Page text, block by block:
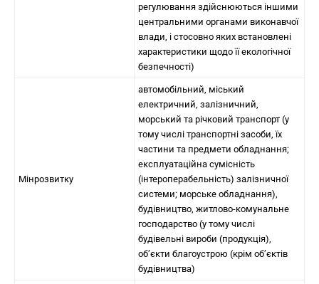
регулювання здійснюються іншими
центральними органами виконавчої
влади, і стосовно яких встановлені
характеристики щодо її екологічної
безпечності)
Мінрозвитку
автомобільний, міський
електричний, залізничний,
морський та річковий транспорт (у
тому числі транспортні засоби, їх
частини та предмети обладнання;
експлуатаційна сумісність
(інтероперабельність) залізничної
системи; морське обладнання),
будівництво, житлово-комунальне
господарство (у тому числі
будівельні вироби (продукція),
об’єкти благоустрою (крім об’єктів
будівництва)